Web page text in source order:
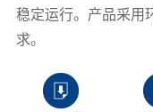
稳定运行。产品采用
求。